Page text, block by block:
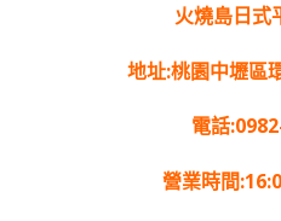
火燒島日式
地址:桃園中壢區
電話
營業時間